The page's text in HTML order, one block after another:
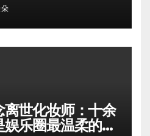
世化妆师：十余
乐圈最温柔的双